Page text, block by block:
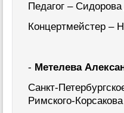
Педагог –
Концертмейстер –
- Метелева
Санкт-
Римского-Корсакова